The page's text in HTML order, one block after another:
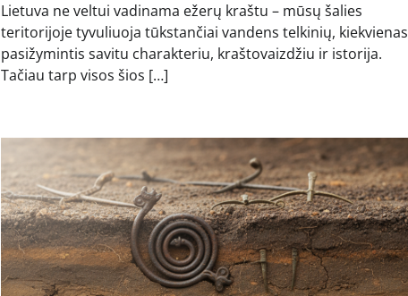
Lietuva ne veltui vadinama ežerų kraštu – mūsų šalies
teritorijoje tyvuliuoja tūkstančiai vandens telkinių, kiekvienas
pasižymintis savitu charakteriu, kraštovaizdžiu ir istorija.
Tačiau tarp visos šios […]